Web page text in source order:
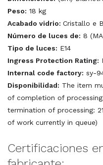
Peso: 18 kg
Acabado vidrio: Cristallo e
Número de luces de: 8
Tipo de luces: E14
Ingress Protection Rating:
Internal code factory: sy-
Disponibilidad: The item
of completion of
termination of processing:
of work currently in queue)
Certificaciones